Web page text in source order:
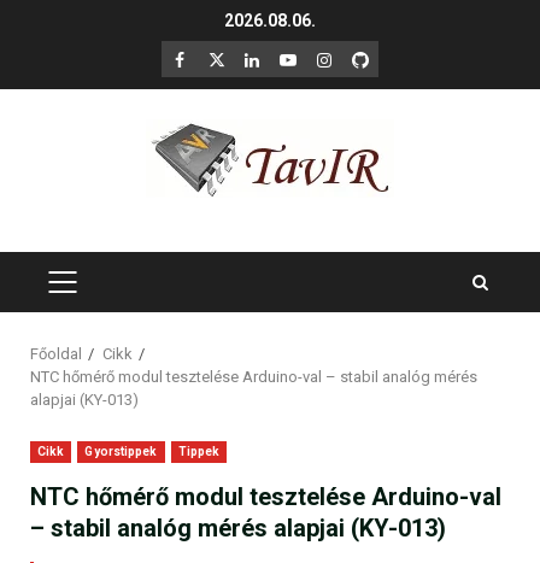
2026.08.06.
F X LinkedIn
YouTubeInstagram
GitHub
PRIMARY
Főoldal
Cikk
NTC hőmérő modul tesztelése Arduino-val – stabil analóg mérés
alapjai (KY-013)
Cikk Gyorstippek Tippek
NTC hőmérő modul tesztelése Arduino-val
– stabil analóg mérés alapjai (KY-013)